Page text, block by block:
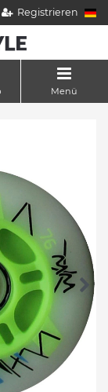
Registrieren
Menü